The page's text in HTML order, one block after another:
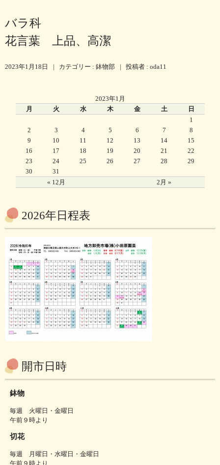
バラ科
花言葉 上品、高潔
2023年1月18日 | カテゴリー : 鉢物部 | 投稿者 : oda11
2023年1月
月
火 水 木 金 土 日
« 12月 2月 »
1
2
3 4 5 6 7
8
9
10 11 12 13 14
15
16
17 18 19 20 21
22
23
24 25 26 27 28
29
30
31
2026年日程表
開市日時
鉢物
毎週 火曜日・金曜日
午前９時より
切花
毎週 月曜日・水曜日・金曜日
午前９時より